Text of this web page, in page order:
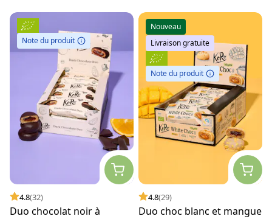
Note du produit
4.8(32)
Duo chocolat noir à
Nouveau
Livraison gratuite
Note du produit
4.8(29)
Duo choc blanc et mangue